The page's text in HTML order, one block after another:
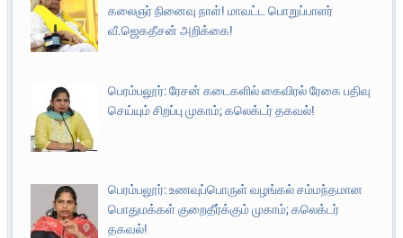
கலைஞர் நினைவு நாள்! மாவட்ட பொறுப்பாளர்
வீ.ஜெகதீசன் அறிக்கை!
பெரம்பலூர்: ரேசன் கடைகளில் கைவிரல் ரேகை பதிவு
செய்யும் சிறப்பு முகாம்; கலெக்டர் தகவல்!
பெரம்பலூர்: உணவுப்பொருள் வழங்கல் சம்மந்தமான
பொதுமக்கள் குறைதீர்க்கும் முகாம்; கலெக்டர்
தகவல்!